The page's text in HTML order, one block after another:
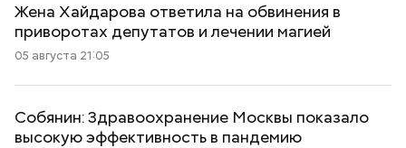
Жена Хайдарова ответила на обвинения в
приворотах депутатов и лечении магией
05 августа 21:05
Собянин: Здравоохранение Москвы показало
высокую эффективность в пандемию